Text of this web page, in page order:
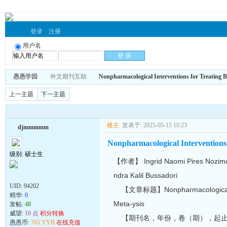
登录 注册
用户名
愚愚学园 外文期刊互助 Nonpharmacological Interventions for Treating
上一主题 下一主题
djmmmmm
级别: 硕士生
UID: 94202
精华: 0
发帖: 48
威望: 10 点 积分转换
愚愚币: 765 YYB 在线充值
楼主 发表于: 2025-05-15 10:23
Nonpharmacological
【作者】 Ingrid Naomi Pires
ndra Kalil Bussadori
【文章标题】
Meta-ysis
【期刊名，年份，卷（期），起